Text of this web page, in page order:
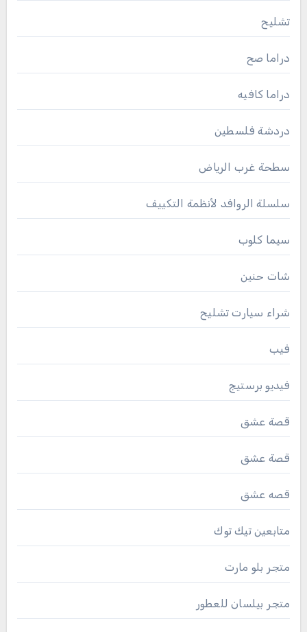
تشليح
دراما صح
دراما كافيه
دردشة فلسطين
سطحة غرب الرياض
سلسلة الروافد لأنظمة التكييف
سيما كلوب
شات حنين
شراء سيارت تشليح
فيب
فيديو برستيج
قصة عشق
قصة عشق
قصه عشق
متابعين تيك توك
متجر بلو مارت
متجر بيلسان للعطور